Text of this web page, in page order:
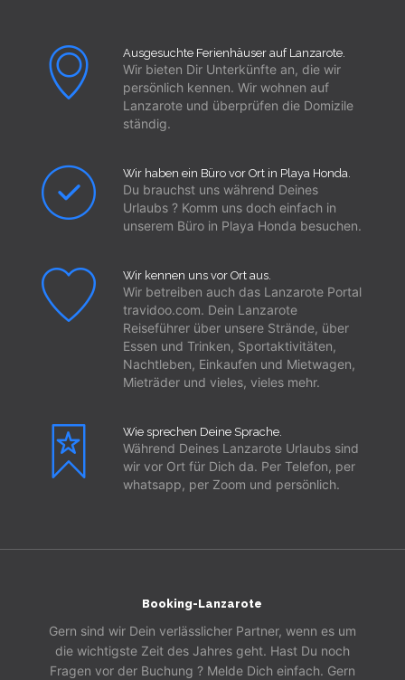
Ausgesuchte Ferienhäuser auf Lanzarote.
Wir bieten Dir Unterkünfte an, die wir
persönlich kennen. Wir wohnen auf
Lanzarote und überprüfen die Domizile
ständig.
Wir haben ein Büro vor Ort in Playa Honda.
Du brauchst uns während Deines
Urlaubs ? Komm uns doch einfach in
unserem Büro in Playa Honda besuchen.
Wir kennen uns vor Ort aus.
Wir betreiben auch das Lanzarote Portal
travidoo.com. Dein Lanzarote
Reiseführer über unsere Strände, über
Essen und Trinken, Sportaktivitäten,
Nachtleben, Einkaufen und Mietwagen,
Mieträder und vieles, vieles mehr.
Wie sprechen Deine Sprache.
Während Deines Lanzarote Urlaubs sind
wir vor Ort für Dich da. Per Telefon, per
whatsapp, per Zoom und persönlich.
Booking-Lanzarote
Gern sind wir Dein verlässlicher Partner, wenn es um
die wichtigste Zeit des Jahres geht. Hast Du noch
Fragen vor der Buchung ? Melde Dich einfach. Gern